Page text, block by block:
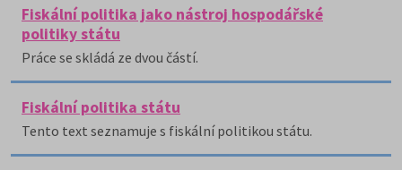
Fiskální politika jako nástroj hospodářské
politiky státu
Práce se skládá ze dvou částí.
Fiskální politika státu
Tento text seznamuje s fiskální politikou státu.